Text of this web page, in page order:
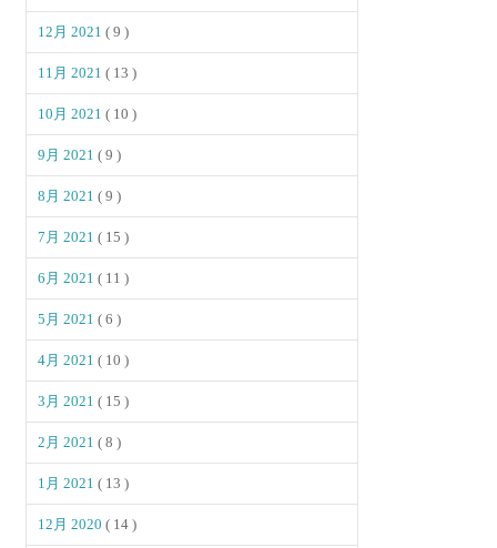
12月 2021( 9 )
11月 2021( 13 )
10月 2021( 10 )
9月 2021( 9 )
8月 2021( 9 )
7月 2021( 15 )
6月 2021( 11 )
5月 2021( 6 )
4月 2021( 10 )
3月 2021( 15 )
2月 2021( 8 )
1月 2021( 13 )
12月 2020( 14 )